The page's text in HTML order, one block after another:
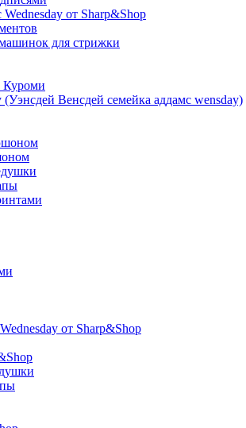
от Sharp&Shop
для стрижки
Венсдей семейка аддамс wensday)
от Sharp&Shop